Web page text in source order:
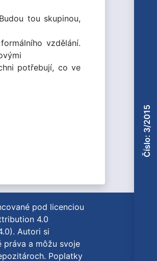
tou skupinou,
vzdělání.
potřebují, co ve
Číslo: 3/2015
pod licenciou
4.0
. Autori si
práva a môžu svoje
Poplatky